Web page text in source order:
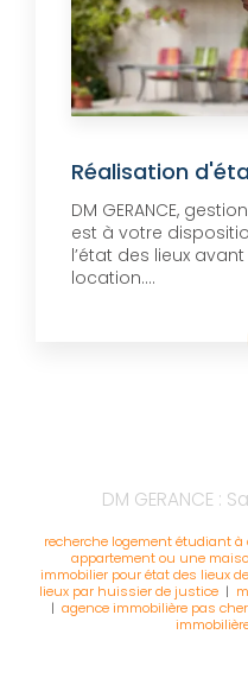
Réalisation
DM GERANCE,
est à votre
l’état des lieux
location....
DM GERANCE :
recherche logement étudiant
appartement ou une
immobilier pour état des lieux
lieux par huissier de justice|
| agence immobilière pas